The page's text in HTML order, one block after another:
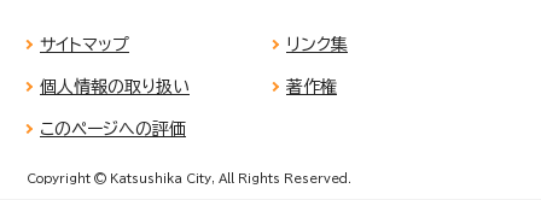
サイトマップ リンク集
個人情報の取り扱い 著作権
このページへの評価
Copyright © Katsushika City, All Rights Reserved.